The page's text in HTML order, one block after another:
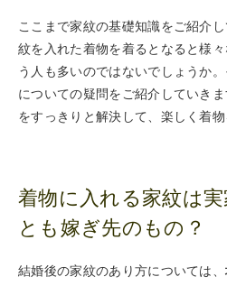
ここまで家紋の基礎知識をご紹介
紋を入れた着物を着るとなると様
う人も多いのではないでしょうか
についての疑問をご紹介していき
をすっきりと解決して、楽しく着物
着物に入れる家紋は
とも嫁ぎ先のもの？
結婚後の家紋のあり方については、